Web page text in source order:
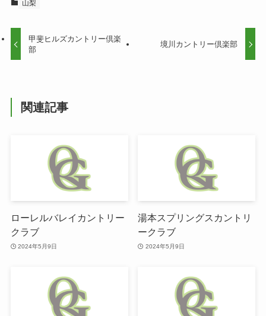
山梨
甲斐ヒルズカントリー倶楽
部
境川カントリー倶楽部
関連記事
ローレルバレイカントリー
クラブ
2024年5月9日
湯本スプリングスカントリ
ークラブ
2024年5月9日